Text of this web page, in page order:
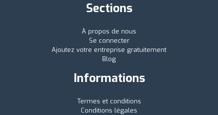
Sections
À propos de nous
Se connecter
Ajoutez votre entreprise gratuitement
Blog
Informations
Termes et conditions
Conditions légales